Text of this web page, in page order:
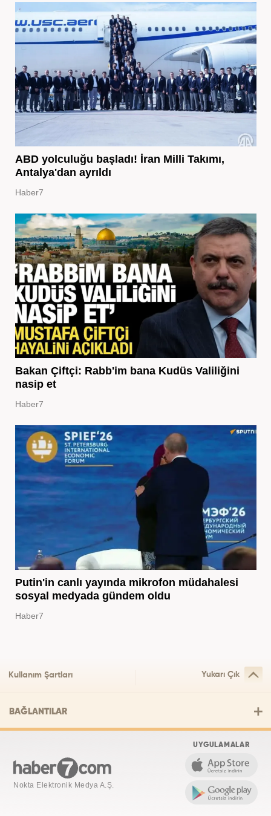
ABD yolculuğu başladı! İran Milli Takımı,
Antalya'dan ayrıldı
Haber7
Bakan Çiftçi: Rabb'im bana Kudüs Valiliğini
nasip et
Haber7
Putin'in canlı yayında mikrofon müdahalesi
sosyal medyada gündem oldu
Haber7
Kullanım Şartları Yukarı Çık
BAĞLANTILAR
Nokta Elektronik Medya A.Ş.
UYGULAMALAR